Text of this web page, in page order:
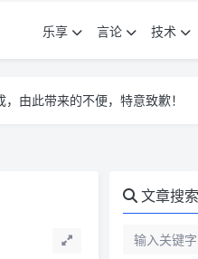
乐享 言论 技术
由此带来的不便，特意致歉！
由此带来的不便，特意致歉！
文章搜索